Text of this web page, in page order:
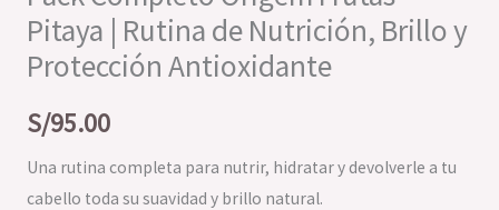
Pitaya | Rutina de Nutrición, Brillo y
Protección Antioxidante
S/95.00
Una rutina completa para nutrir, hidratar y devolverle a tu
cabello toda su suavidad y brillo natural.